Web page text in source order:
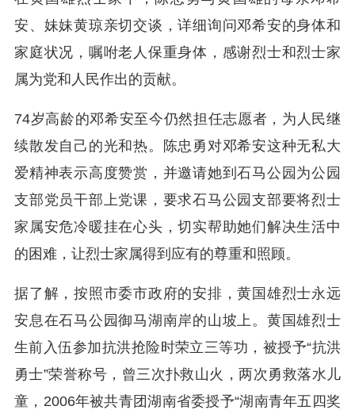
安、妹妹黄琼亲切交谈，详细询问邓希安的身体和
家庭状况，嘱咐老人保重身体，感谢烈士和烈士家
属为党和人民作出的贡献。
74岁高龄的邓希安至今仍然担任志愿者，为人民继
续散发自己的光和热。陈忠勇对邓希安这种无私大
爱精神表示高度赞赏，并邀请她到石马公园为公园
支部党员干部上党课，要求石马公园支部要将烈士
家属安危冷暖挂在心头，切实帮助她们解决生活中
的困难，让烈士家属得到应有的尊重和照顾。
据了解，按照市委市政府的安排，黄国雄烈士永远
安息在石马公园御马湖南岸的山坡上。黄国雄烈士
生前入伍参加抗洪抢险时荣立三等功，被授予“抗洪
勇士”荣誉称号，曾三次扑救山火，两次勇救落水儿
童，2006年被共青团湖南省委授予“湖南青年五四奖